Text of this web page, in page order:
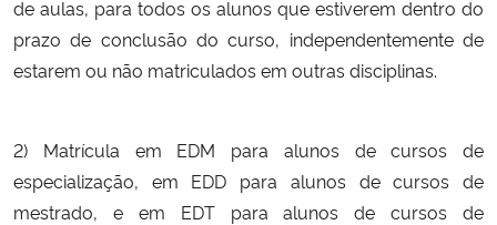
Banco Central do Brasil
de aulas, para todos os alunos que estiverem dentro do
prazo de conclusão do curso, independentemente de
estarem ou não matriculados em outras disciplinas.
2) Matrícula em EDM para alunos de cursos de
especialização, em EDD para alunos de cursos de
mestrado, e em EDT para alunos de cursos de